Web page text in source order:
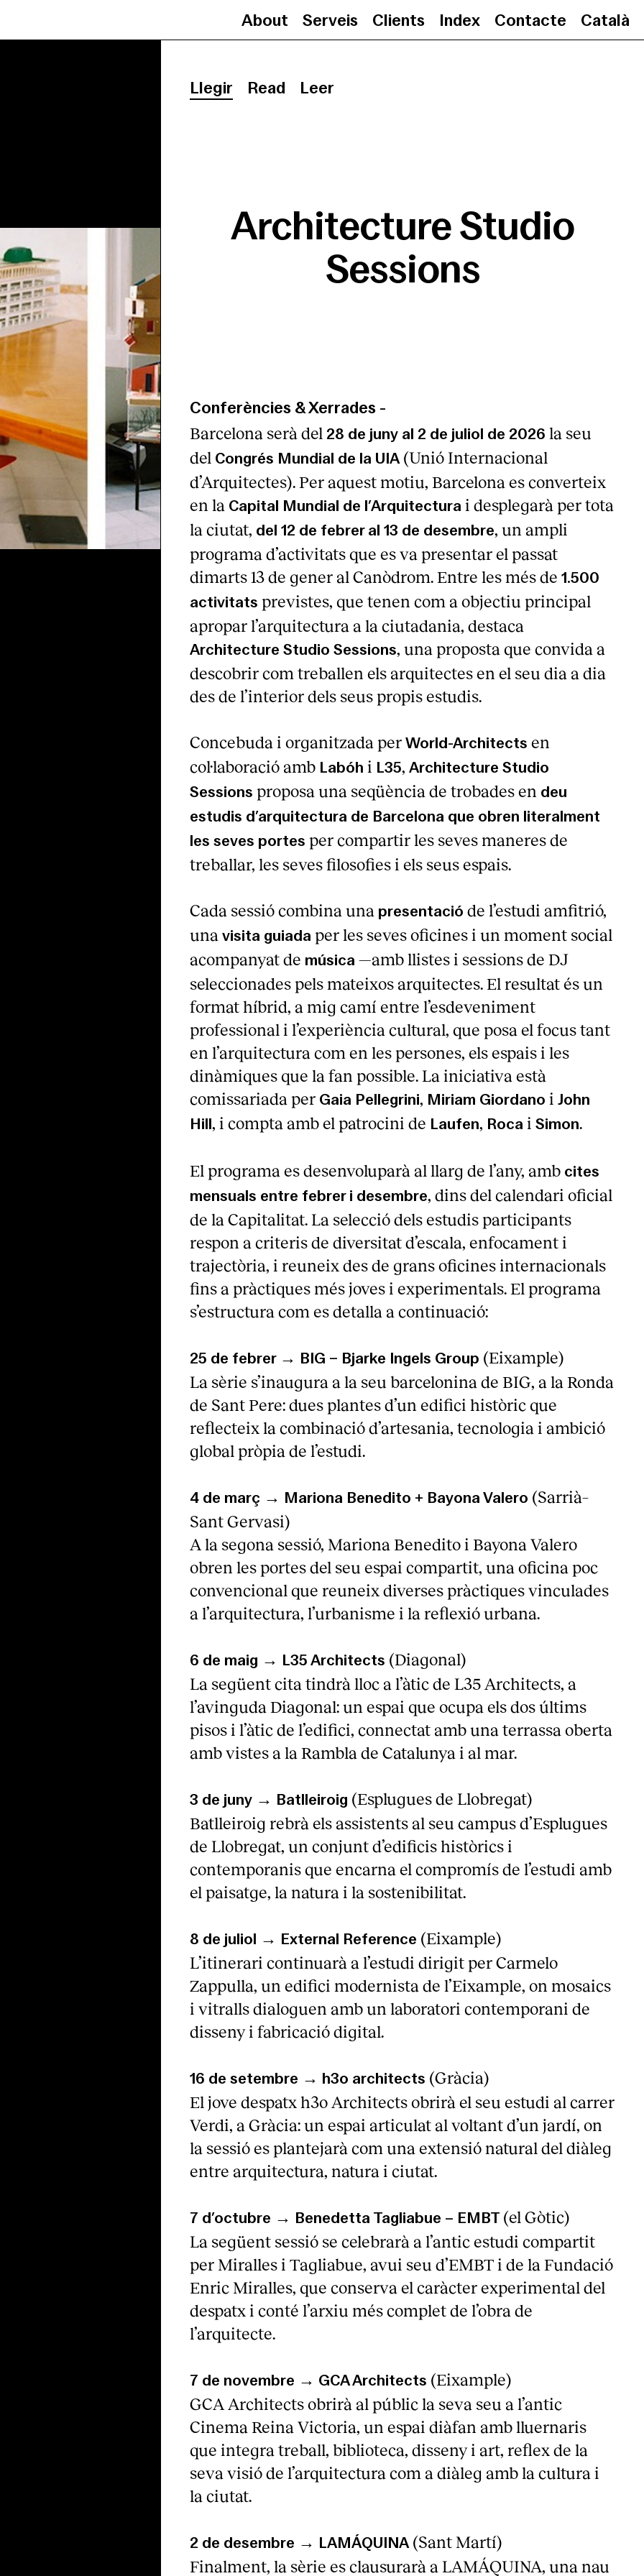
About Serveis Clients Index Contacte Català
Llegir
Read Leer
Architecture Studio
Sessions
Conferències & Xerrades -
Barcelona serà del 28 de juny al 2 de juliol de 2026 la seu
del Congrés Mundial de la UIA (Unió Internacional
d’Arquitectes). Per aquest motiu, Barcelona es converteix
en la Capital Mundial de l’Arquitectura i desplegarà per tota
la ciutat, del 12 de febrer al 13 de desembre, un ampli
programa d’activitats que es va presentar el passat
dimarts 13 de gener al Canòdrom. Entre les més de 1.500
activitats previstes, que tenen com a objectiu principal
apropar l’arquitectura a la ciutadania, destaca
Architecture Studio Sessions, una proposta que convida a
descobrir com treballen els arquitectes en el seu dia a dia
des de l’interior dels seus propis estudis.
Concebuda i organitzada per World-Architects en
col·laboració amb Labóh i L35, Architecture Studio
Sessions proposa una seqüència de trobades en deu
estudis d’arquitectura de Barcelona que obren literalment
les seves portes per compartir les seves maneres de
treballar, les seves filosofies i els seus espais.
Cada sessió combina una presentació de l’estudi amfitrió,
una visita guiada per les seves oficines i un moment social
acompanyat de música —amb llistes i sessions de DJ
seleccionades pels mateixos arquitectes. El resultat és un
format híbrid, a mig camí entre l’esdeveniment
professional i l’experiència cultural, que posa el focus tant
en l’arquitectura com en les persones, els espais i les
dinàmiques que la fan possible. La iniciativa està
comissariada per Gaia Pellegrini, Miriam Giordano i John
Hill , i compta amb el patrocini de Laufen, Roca i Simon.
El programa es desenvoluparà al llarg de l’any, amb cites
mensuals entre febrer i desembre, dins del calendari oficial
de la Capitalitat. La selecció dels estudis participants
respon a criteris de diversitat d’escala, enfocament i
trajectòria, i reuneix des de grans oficines internacionals
fins a pràctiques més joves i experimentals. El programa
s’estructura com es detalla a continuació:
25 de febrer → BIG – Bjarke Ingels Group (Eixample)
La sèrie s’inaugura a la seu barcelonina de BIG, a la Ronda
de Sant Pere: dues plantes d’un edifici històric que
reflecteix la combinació d’artesania, tecnologia i ambició
global pròpia de l’estudi.
4 de març → Mariona Benedito + Bayona Valero (Sarrià–
Sant Gervasi)
A la segona sessió, Mariona Benedito i Bayona Valero
obren les portes del seu espai compartit, una oficina poc
convencional que reuneix diverses pràctiques vinculades
a l’arquitectura, l’urbanisme i la reflexió urbana.
6 de maig → L35 Architects (Diagonal)
La següent cita tindrà lloc a l’àtic de L35 Architects, a
l’avinguda Diagonal: un espai que ocupa els dos últims
pisos i l’àtic de l’edifici, connectat amb una terrassa oberta
amb vistes a la Rambla de Catalunya i al mar.
3 de juny → Batlleiroig (Esplugues de Llobregat)
Batlleiroig rebrà els assistents al seu campus d’Esplugues
de Llobregat, un conjunt d’edificis històrics i
contemporanis que encarna el compromís de l’estudi amb
el paisatge, la natura i la sostenibilitat.
8 de juliol → External Reference (Eixample)
L’itinerari continuarà a l’estudi dirigit per Carmelo
Zappulla, un edifici modernista de l’Eixample, on mosaics
i vitralls dialoguen amb un laboratori contemporani de
disseny i fabricació digital.
16 de setembre → h3o architects (Gràcia)
El jove despatx h3o Architects obrirà el seu estudi al carrer
Verdi, a Gràcia: un espai articulat al voltant d’un jardí, on
la sessió es plantejarà com una extensió natural del diàleg
entre arquitectura, natura i ciutat.
7 d’octubre → Benedetta Tagliabue – EMBT (el Gòtic)
La següent sessió se celebrarà a l’antic estudi compartit
per Miralles i Tagliabue, avui seu d’EMBT i de la Fundació
Enric Miralles, que conserva el caràcter experimental del
despatx i conté l’arxiu més complet de l’obra de
l’arquitecte.
7 de novembre → GCA Architects (Eixample)
GCA Architects obrirà al públic la seva seu a l’antic
Cinema Reina Victoria, un espai diàfan amb lluernaris
que integra treball, biblioteca, disseny i art, reflex de la
seva visió de l’arquitectura com a diàleg amb la cultura i
la ciutat.
2 de desembre → LAMÁQUINA (Sant Martí)
Finalment, la sèrie es clausurarà a LAMÁQUINA, una nau